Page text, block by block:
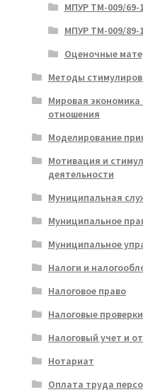
МПУР ТМ-009/69-1
МПУР ТМ-009/89-1
Оценочные
Методы
Мировая
отношения
Моделирование
Мотивация и
деятельности
Муниципальная
Муниципальное
Муниципальное
Налоги и
Налоговое право
Налоговые проверки
Налоговый учет и
Нотариат
Оплата труда